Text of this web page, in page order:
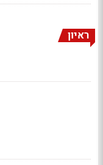
ראיון